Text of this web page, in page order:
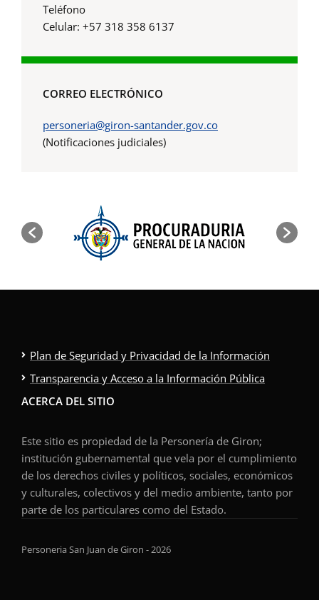
Teléfono
Celular: +57 318 358 6137
CORREO ELECTRÓNICO
personeria@giron-santander.gov.co
(Notificaciones judiciales)
Plan de Seguridad y Privacidad de la Información
Transparencia y Acceso a la Información Pública
ACERCA DEL SITIO
Este sitio es propiedad de la Personería de Giron;
institución gubernamental que vela por el cumplimiento
de los derechos civiles y políticos, sociales, económicos
y culturales, colectivos y del medio ambiente, tanto por
parte de los particulares como del Estado.
Personeria San Juan de Giron - 2026